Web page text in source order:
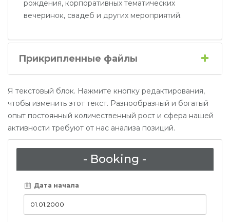
рождения, корпоративных тематических
вечеринок, свадеб и других мероприятий.
Прикрипленные файлы
Я текстовый блок. Нажмите кнопку редактирования,
чтобы изменить этот текст. Разнообразный и богатый
опыт постоянный количественный рост и сфера нашей
активности требуют от нас анализа позиций.
- Booking -
Дата начала